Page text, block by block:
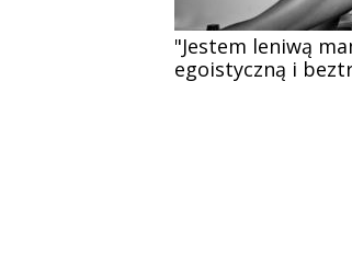
"Jestem leniwą
egoistyczną i